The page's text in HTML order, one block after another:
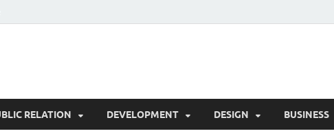
RELATION DEVELOPMENT DESIGN BUSINESS